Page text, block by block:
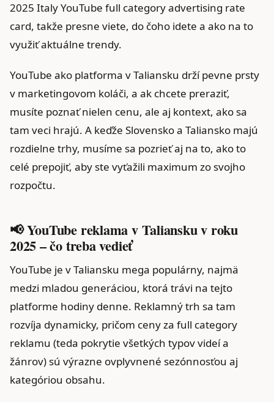
2025 Italy YouTube full category advertising rate
card, takže presne viete, do čoho idete a ako na to
využiť aktuálne trendy.
YouTube ako platforma v Taliansku drží pevne prsty
v marketingovom koláči, a ak chcete preraziť,
musíte poznať nielen cenu, ale aj kontext, ako sa
tam veci hrajú. A keďže Slovensko a Taliansko majú
rozdielne trhy, musíme sa pozrieť aj na to, ako to
celé prepojiť, aby ste vyťažili maximum zo svojho
rozpočtu.
📢 YouTube reklama v Taliansku v roku
2025 – čo treba vedieť
YouTube je v Taliansku mega populárny, najmä
medzi mladou generáciou, ktorá trávi na tejto
platforme hodiny denne. Reklamný trh sa tam
rozvíja dynamicky, pričom ceny za full category
reklamu (teda pokrytie všetkých typov videí a
žánrov) sú výrazne ovplyvnené sezónnosťou aj
kategóriou obsahu.